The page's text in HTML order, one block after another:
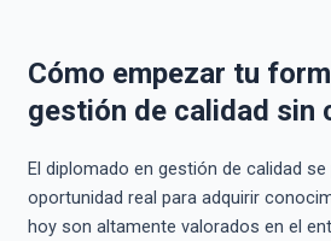
Cómo empezar tu
gestión de calidad sin
El diplomado en gestión de calidad
oportunidad real para adquirir
hoy son altamente valorados en el